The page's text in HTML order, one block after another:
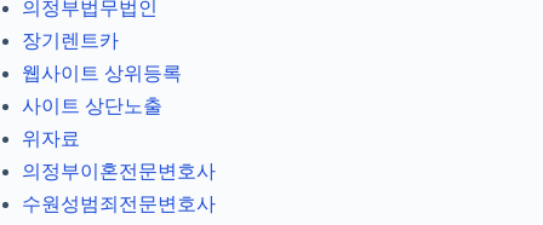
의정부법무법인
장기렌트카
웹사이트 상위등록
사이트 상단노출
위자료
의정부이혼전문변호사
수원성범죄전문변호사